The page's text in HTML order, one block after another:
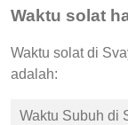
Waktu solat
Waktu solat di
adalah:
Waktu Subuh di